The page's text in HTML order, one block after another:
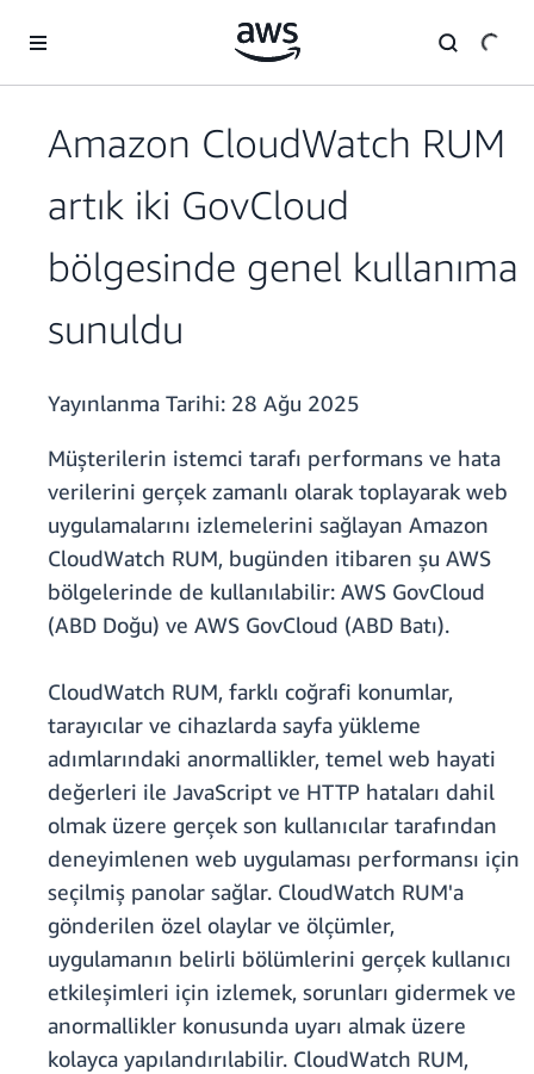
Amazon CloudWatch RUM
artık iki GovCloud
bölgesinde genel kullanıma
sunuldu
Yayınlanma Tarihi: 28 Ağu 2025
Müşterilerin istemci tarafı performans ve hata
verilerini gerçek zamanlı olarak toplayarak web
uygulamalarını izlemelerini sağlayan Amazon
CloudWatch RUM, bugünden itibaren şu AWS
bölgelerinde de kullanılabilir: AWS GovCloud
(ABD Doğu) ve AWS GovCloud (ABD Batı).
CloudWatch RUM, farklı coğrafi konumlar,
tarayıcılar ve cihazlarda sayfa yükleme
adımlarındaki anormallikler, temel web hayati
değerleri ile JavaScript ve HTTP hataları dahil
olmak üzere gerçek son kullanıcılar tarafından
deneyimlenen web uygulaması performansı için
seçilmiş panolar sağlar. CloudWatch RUM'a
gönderilen özel olaylar ve ölçümler,
uygulamanın belirli bölümlerini gerçek kullanıcı
etkileşimleri için izlemek, sorunları gidermek ve
anormallikler konusunda uyarı almak üzere
kolayca yapılandırılabilir. CloudWatch RUM,